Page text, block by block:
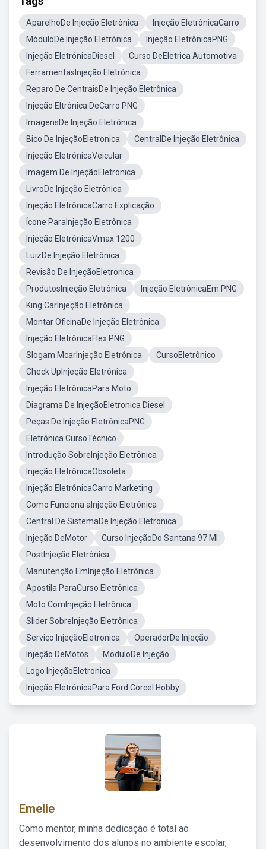
AparelhoDe Injeção Eletrônica
Injeção EletrônicaCarro
MóduloDe Injeção Eletrônica
Injeção EletrônicaPNG
Injeção EletrônicaDiesel
Curso DeEletrica Automotiva
FerramentasInjeção Eletrônica
Reparo De CentraisDe Injeção Eletrônica
Injeção Eltrônica DeCarro PNG
ImagensDe Injeção Eletrônica
Bico De InjeçãoEletronica
CentralDe Injeção Eletrônica
Injeção EletrônicaVeicular
Imagem De InjeçãoEletronica
LivroDe Injeção Eletrônica
Injeção EletrônicaCarro Explicação
Ícone ParaInjeção Eletrônica
Injeção EletrônicaVmax 1200
LuizDe Injeção Eletrônica
Revisão De InjeçãoEletronica
ProdutosInjeção Eletrônica
Injeção EletrônicaEm PNG
King CarInjeção Eletrônica
Montar OficinaDe Injeção Eletrônica
Injeção EletrônicaFlex PNG
Slogam McarInjeção Eletrônica
CursoEletrônico
Check UpInjeção Eletrônica
Injeção EletrônicaPara Moto
Diagrama De InjeçãoEletronica Diesel
Peças De Injeção EletrônicaPNG
Eletrônica CursoTécnico
Introdução SobreInjeção Eletrônica
Injeção EletrônicaObsoleta
Injeção EletrônicaCarro Marketing
Como Funciona aInjeção Eletrônica
Central De SistemaDe Injeção Eletronica
Injeção DeMotor
Curso InjeçãoDo Santana 97 MI
PostInjeção Eletrônica
Manutenção EmInjeção Eletrônica
Apostila ParaCurso Eletrônica
Moto ComInjeção Eletrônica
Slider SobreInjeção Eletrônica
Serviço InjeçãoEletronica
OperadorDe Injeção
Injeção DeMotos
ModuloDe Injeção
Logo InjeçãoEletronica
Injeção EletrônicaPara Ford Corcel Hobby
Emelie
Como mentor, minha dedicação é total ao
desenvolvimento dos alunos no ambiente escolar,